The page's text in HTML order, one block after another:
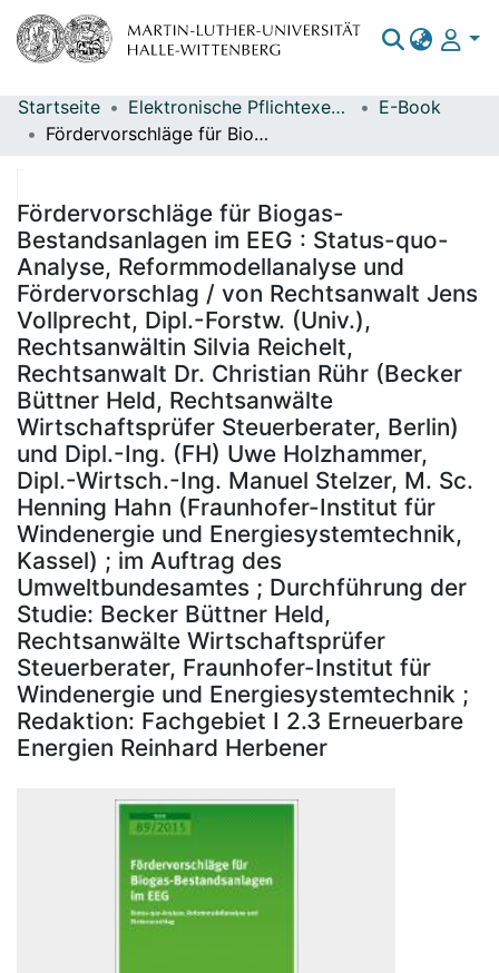
Bereiche & Sammlungen
Statistiken
Startseite Elektronische Pflichtexemplare
E-Book
Fördervorschläge für Biogas-Bestandsanlagen im EEG : Status-quo-Analyse, Reformmodellanalyse und Fördervorschlag / von Rechtsanwalt Jens Vollprecht, Dipl.-Forstw. (Univ.), Rechtsanwältin Silvia Reichelt, Rechtsanwalt Dr. Christian Rühr (Becker Büttner Held, Rechtsanwälte Wirtschaftsprüfer Steuerberater, Berlin) und Dipl.-Ing. (FH) Uwe Holzhammer, Dipl.-Wirtsch.-Ing. Manuel Stelzer, M. Sc. Henning Hahn (Fraunhofer-Institut für Windenergie und Energiesystemtechnik, Kassel) ; im Auftrag des Umweltbundesamtes ; Durchführung der Studie: Becker Büttner Held, Rechtsanwälte Wirtschaftsprüfer Steuerberater, Fraunhofer-Institut für Windenergie und Energiesystemtechnik ; Redaktion: Fachgebiet I 2.3 Erneuerbare Energien Reinhard Herbener
Fördervorschläge für Biogas-
Bestandsanlagen im EEG : Status-quo-
Analyse, Reformmodellanalyse und
Fördervorschlag / von Rechtsanwalt Jens
Vollprecht, Dipl.-Forstw. (Univ.),
Rechtsanwältin Silvia Reichelt,
Rechtsanwalt Dr. Christian Rühr (Becker
Büttner Held, Rechtsanwälte
Wirtschaftsprüfer Steuerberater, Berlin)
und Dipl.-Ing. (FH) Uwe Holzhammer,
Dipl.-Wirtsch.-Ing. Manuel Stelzer, M. Sc.
Henning Hahn (Fraunhofer-Institut für
Windenergie und Energiesystemtechnik,
Kassel) ; im Auftrag des
Umweltbundesamtes ; Durchführung der
Studie: Becker Büttner Held,
Rechtsanwälte Wirtschaftsprüfer
Steuerberater, Fraunhofer-Institut für
Windenergie und Energiesystemtechnik ;
Redaktion: Fachgebiet I 2.3 Erneuerbare
Energien Reinhard Herbener